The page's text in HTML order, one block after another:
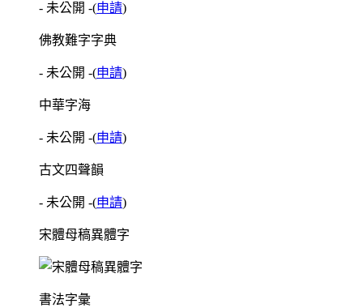
- 未公開 -(申請)
佛教難字字典
- 未公開 -(申請)
中華字海
- 未公開 -(申請)
古文四聲韻
- 未公開 -(申請)
宋體母稿異體字
書法字彙